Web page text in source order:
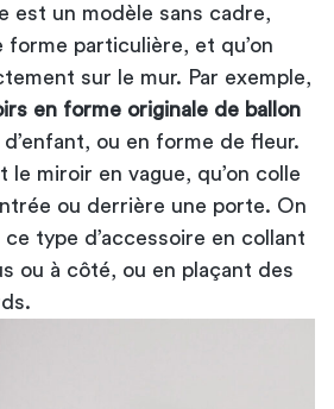
est un modèle sans cadre,
forme particulière, et qu’on
sur le mur. Par exemple,
en forme originale de ballon
ou en forme de fleur.
le miroir en vague, qu’on colle
ou derrière une porte. On
type d’accessoire en collant
ou à côté, ou en plaçant des